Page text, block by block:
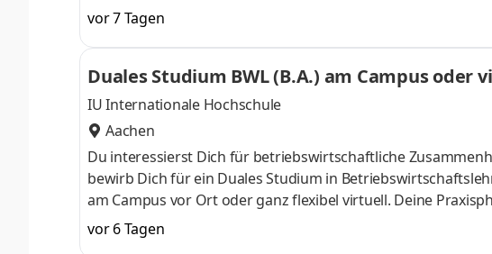
Nähe. Ab dem 3. Semester belegst Du eine von fünf
gezielter auf Deinen Traumjob vorbereiten: Accounting &
Studium ohne Numerus clausus oder Aufnahmeprüfung
vor 7 Tagen
Duales Studium BWL (B.A.) am Campus oder
IU Internationale Hochschule
Aachen
Du interessierst Dich für betriebswirtschaftliche
bewirb Dich für ein Duales Studium in
am Campus vor Ort oder ganz flexibel virtuell. Deine
Nähe. Ab dem 3. Semester belegst Du eine von fünf
gezielter auf Deinen Traumjob vorbereiten: Accounting &
vor 6 Tagen